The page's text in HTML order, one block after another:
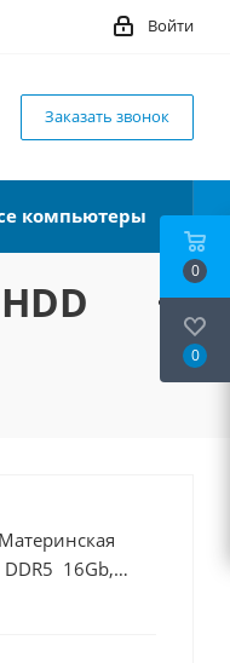
Войти
Заказать звонок
компьютеры
DDR5 16Gb,
0
0